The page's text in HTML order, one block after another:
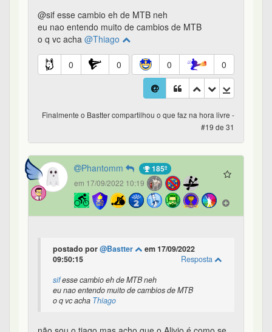
@sif esse cambio eh de MTB neh
eu nao entendo muito de cambios de MTB
o q vc acha @Thiago
0 0 0 0
Finalmente o Bastter compartilhou o que faz na hora livre -
#19 de 31
Phantomm 185º
em 17/09/2022 10:19
postado por@Bastter
em 17/09/2022
09:50:15
Resposta
sifesse cambio eh de MTB neh
eu nao entendo muito de cambios de MTB
o q vc acha Thiago